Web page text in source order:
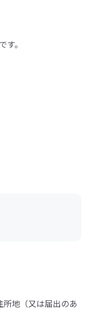
。
所地（又は届出のあ